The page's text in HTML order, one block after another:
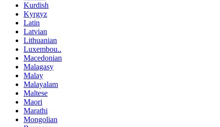
Kurdish
Kyrgyz
Latin
Latvian
Lithuanian
Luxembou..
Macedonian
Malagasy
Malay
Malayalam
Maltese
Maori
Marathi
Mongolian